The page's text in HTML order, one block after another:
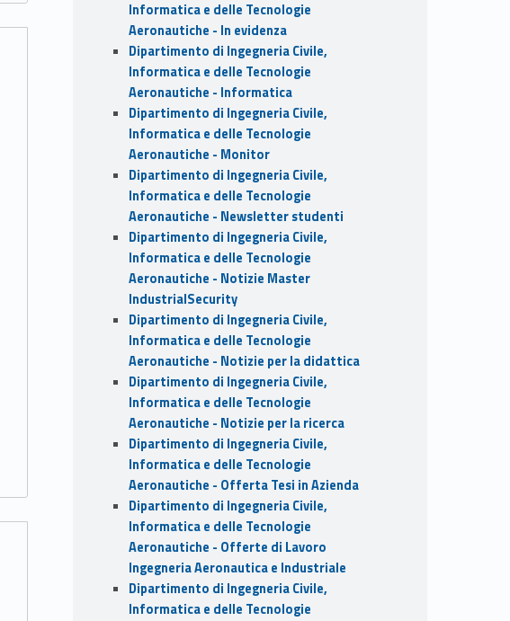
Informatica e delle Tecnologie
Aeronautiche - In evidenza
Dipartimento di Ingegneria Civile,
Informatica e delle Tecnologie
Aeronautiche - Informatica
Dipartimento di Ingegneria Civile,
Informatica e delle Tecnologie
Aeronautiche - Monitor
Dipartimento di Ingegneria Civile,
Informatica e delle Tecnologie
Aeronautiche - Newsletter studenti
Dipartimento di Ingegneria Civile,
Informatica e delle Tecnologie
Aeronautiche - Notizie Master
IndustrialSecurity
Dipartimento di Ingegneria Civile,
Informatica e delle Tecnologie
Aeronautiche - Notizie per la didattica
Dipartimento di Ingegneria Civile,
Informatica e delle Tecnologie
Aeronautiche - Notizie per la ricerca
Dipartimento di Ingegneria Civile,
Informatica e delle Tecnologie
Aeronautiche - Offerta Tesi in Azienda
Dipartimento di Ingegneria Civile,
Informatica e delle Tecnologie
Aeronautiche - Offerte di Lavoro
Ingegneria Aeronautica e Industriale
Dipartimento di Ingegneria Civile,
Informatica e delle Tecnologie